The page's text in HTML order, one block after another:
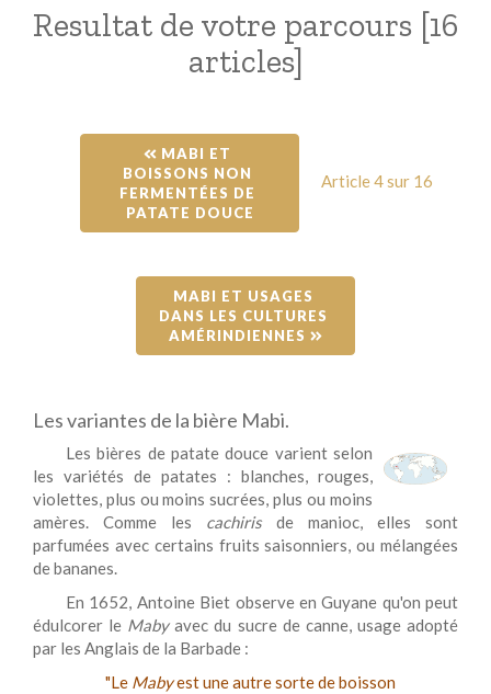
Resultat de votre parcours [16
articles]
MABI ET
BOISSONS NON
FERMENTÉES DE
PATATE DOUCE
Article 4 sur 16
MABI ET USAGES
DANS LES CULTURES
AMÉRINDIENNES
Les variantes de la bière Mabi.
Les bières de patate douce varient selon
les variétés de patates : blanches, rouges,
violettes, plus ou moins sucrées, plus ou moins
amères. Comme les cachirisde manioc, elles sont
parfumées avec certains fruits saisonniers, ou mélangées
de bananes.
En 1652, Antoine Biet observe en Guyane qu'on peut
édulcorer le Mabyavec du sucre de canne, usage adopté
par les Anglais de la Barbade :
"Le Mabyest une autre sorte de boisson